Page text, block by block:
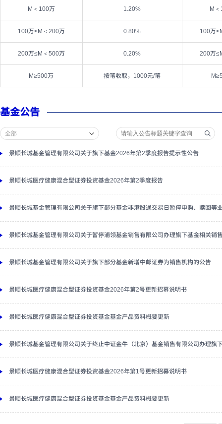
M＜100万 1.20% M
100万≤M＜200万 0.80% 100万
200万≤M＜500万 0.20% 200万
M≥500万 按笔收取，1000元/笔
基金公告
景顺长城基金管理有限公司关于旗下基金2026年第2季度报告提示性公告
景顺长城医疗健康混合型证券投资基金2026年第2季度报告
景顺长城基金管理有限公司关于旗下部分基金非港股通交易日暂停申购、赎回等
景顺长城基金管理有限公司关于暂停浦领基金销售有限公司办理旗下基金相关销
景顺长城基金管理有限公司关于旗下部分基金新增中邮证券为销售机构的公告
景顺长城医疗健康混合型证券投资基金2026年第2号更新招募说明书
景顺长城医疗健康混合型证券投资基金基金产品资料概要更新
景顺长城基金管理有限公司关于终止中证金牛（北京）基金销售有限公司办理旗
景顺长城医疗健康混合型证券投资基金2026年第1号更新招募说明书
景顺长城医疗健康混合型证券投资基金基金产品资料概要更新